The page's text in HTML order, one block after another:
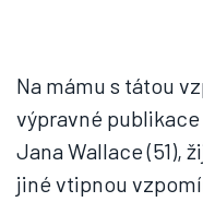
Na mámu s tátou
výpravné
Jana Wallace (51),
jiné vtipnou